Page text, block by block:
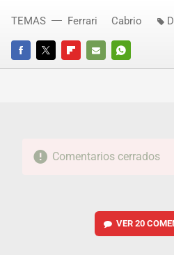
FACEBOOKTWITTERFLIPBOARD
E-
WHATSAPP
TEMAS Ferrari Cabrio
Comentarios cerrados
VER 20